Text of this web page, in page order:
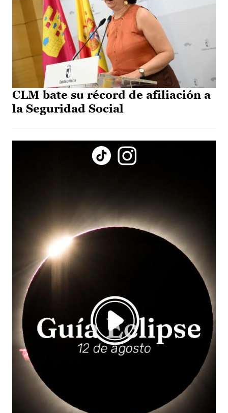
CLM bate su récord de afiliación a
la Seguridad Social